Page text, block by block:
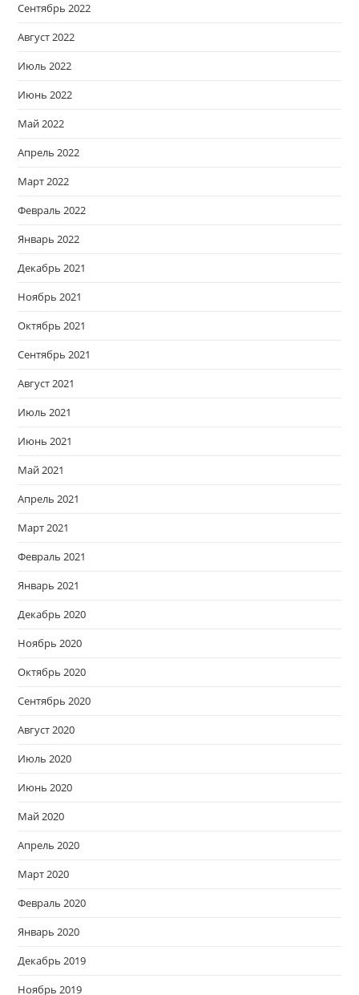
Сентябрь 2022
Август 2022
Июль 2022
Июнь 2022
Май 2022
Апрель 2022
Март 2022
Февраль 2022
Январь 2022
Декабрь 2021
Ноябрь 2021
Октябрь 2021
Сентябрь 2021
Август 2021
Июль 2021
Июнь 2021
Май 2021
Апрель 2021
Март 2021
Февраль 2021
Январь 2021
Декабрь 2020
Ноябрь 2020
Октябрь 2020
Сентябрь 2020
Август 2020
Июль 2020
Июнь 2020
Май 2020
Апрель 2020
Март 2020
Февраль 2020
Январь 2020
Декабрь 2019
Ноябрь 2019